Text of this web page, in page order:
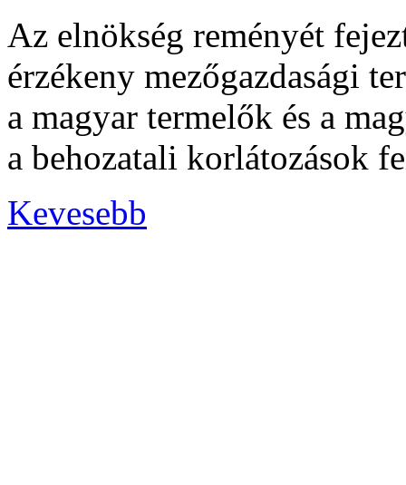
Az elnökség reményét
érzékeny mezőgazdasági
a magyar termelők és a
a behozatali korlátozások
Kevesebb